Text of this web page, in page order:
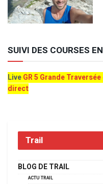
SUIVI DES COURSES
LiveGR 5 Grande
direct
Trail
BLOG DE TRAIL
ACTU TRAIL